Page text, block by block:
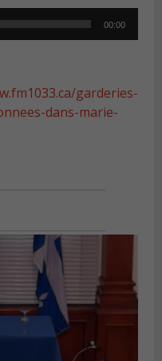
00:00
garderies-
dans-marie-